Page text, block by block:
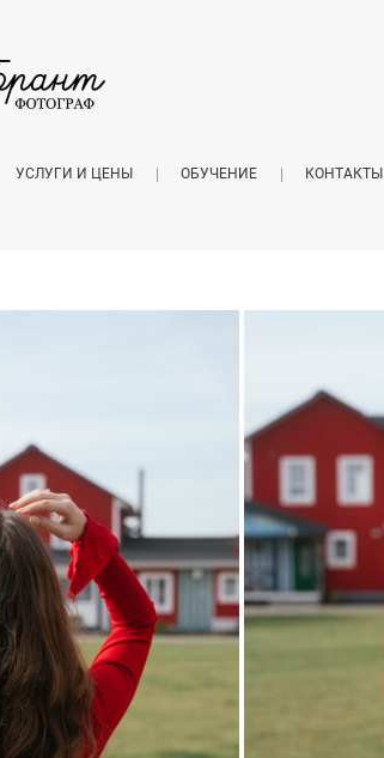
УСЛУГИ И ЦЕНЫ ОБУЧЕНИЕ КОНТАКТЫ